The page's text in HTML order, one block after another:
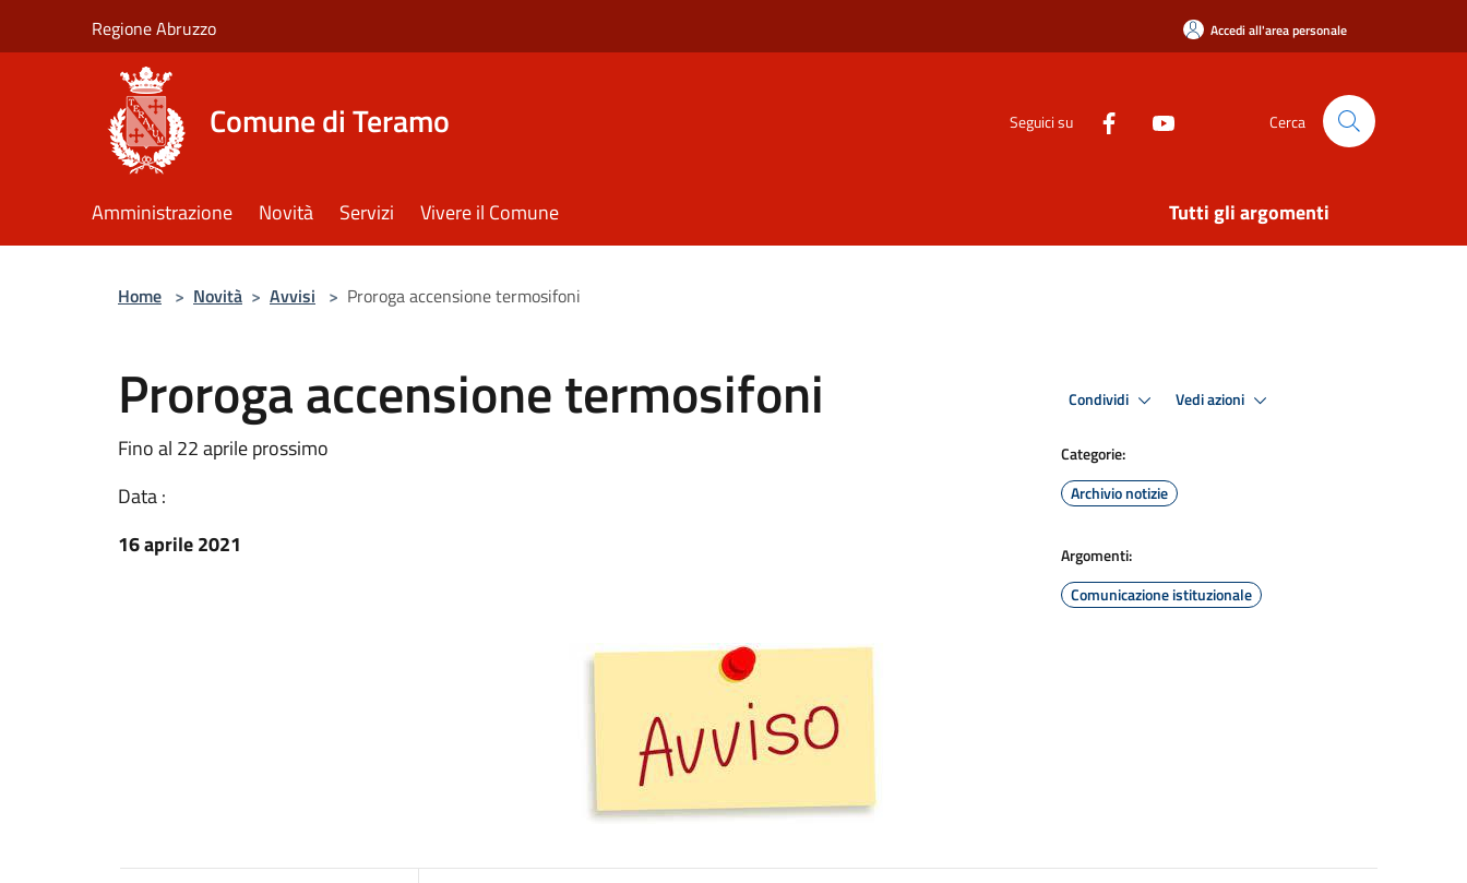
Regione Abruzzo Accedi all'area personale
Comune di Teramo Seguici su Cerca
Amministrazione Novità Servizi Vivere il Comune Tutti gli argomenti
Home > Novità > Avvisi > Proroga accensione termosifoni
Proroga accensione termosifoni
Fino al 22 aprile prossimo
Data :
16 aprile 2021
Condividi Vedi azioni
Categorie:
Archivio notizie
Argomenti:
Comunicazione istituzionale